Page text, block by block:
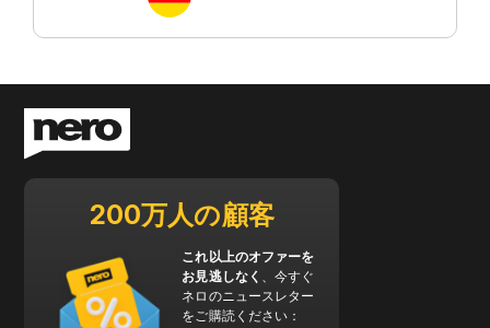
200万人の顧客
これ以上のオファーを
お見逃しなく 、今すぐ
ネロのニュースレター
をご購読ください：